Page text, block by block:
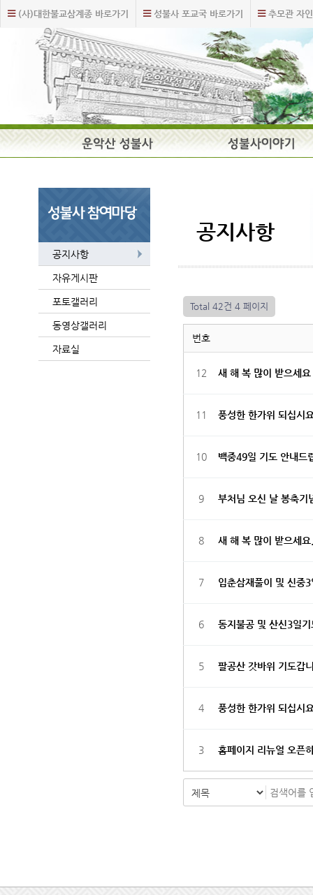
메
뉴
문
내
(사)대한불교삼계종 바로가기 성불사 포교국 바로가기 추모관 자
주
요
공지사항
자유게시판
포토갤러리
동영상갤러리
자료실
공지사항
Total 42건 4 페이지
번호
12 새 해 복 많이 받으세요
11 풍성한 한가위 되십시
10 백중49일 기도 안내드
9 부처님 오신 날 봉축기
8 새 해 복 많이 받으세
7 입춘삼재풀이 및 신중
6 동지불공 및 산신3일
5 팔공산 갓바위 기도갑
4 풍성한 한가위 되십시
3 홈페이지 리뉴얼 오픈